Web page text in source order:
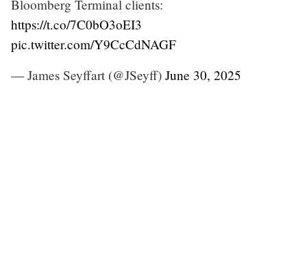
Bloomberg Terminal clients:
https://t.co/7C0bO3oEI3
pic.twitter.com/Y9CcCdNAGF
— James Seyffart (@JSeyff) June 30, 2025